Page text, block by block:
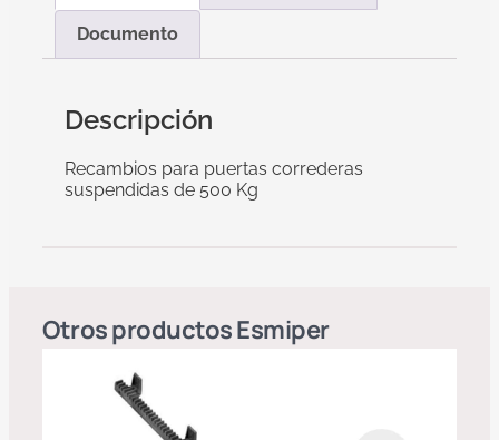
Documento
Descripción
Recambios para puertas correderas
suspendidas de 500 Kg
Otros productosEsmiper